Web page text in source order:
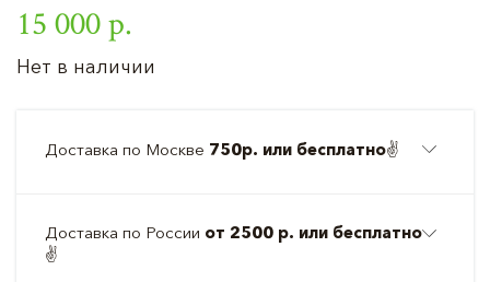
15 000 р.
Нет в наличии
Доставка по Москве 750р. или бесплатно✌️
Доставка по России от 2500 р. или бесплатно
✌️